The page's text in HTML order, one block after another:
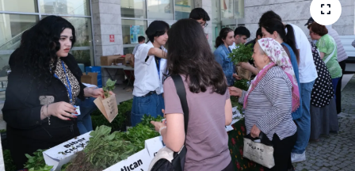
MAGAZİN
SPOR